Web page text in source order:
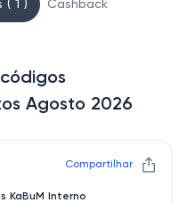
( 1 ) Cashback
Agosto 2026
Compartilhar
KaBuM Interno